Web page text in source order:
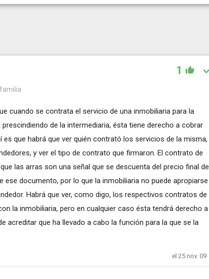
1
cuando se contrata el servicio de una inmobiliaria para la
de la intermediaria, ésta tiene derecho a cobrar
que habrá que ver quién contrató los servicios de la misma,
y ver el tipo de contrato que firmaron. El contrato de
las arras son una señal que se descuenta del precio final de
ese documento, por lo que la inmobiliaria no puede apropiarse
Habrá que ver, como digo, los respectivos contratos de
la inmobiliaria, pero en cualquier caso ésta tendrá derecho a
acreditar que ha llevado a cabo la función para la que se la
el 25 nov. 09